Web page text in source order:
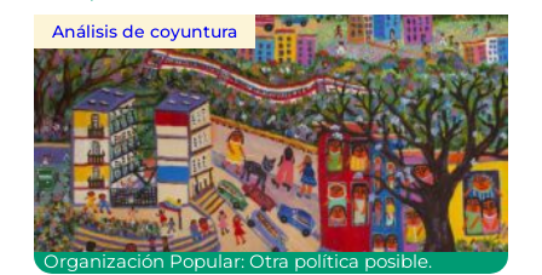
Análisis de coyuntura
Organización Popular: Otra política posible.